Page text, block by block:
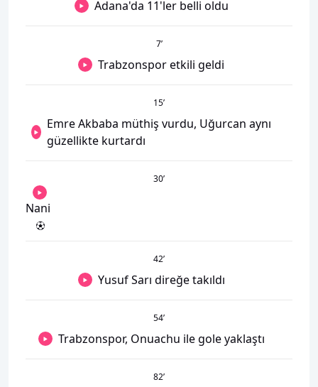
Adana'da 11'ler belli oldu
7’
Trabzonspor etkili geldi
15’
Emre Akbaba müthiş vurdu, Uğurcan aynı
güzellikte kurtardı
30’
Nani
42’
Yusuf Sarı direğe takıldı
54’
Trabzonspor, Onuachu ile gole yaklaştı
82’